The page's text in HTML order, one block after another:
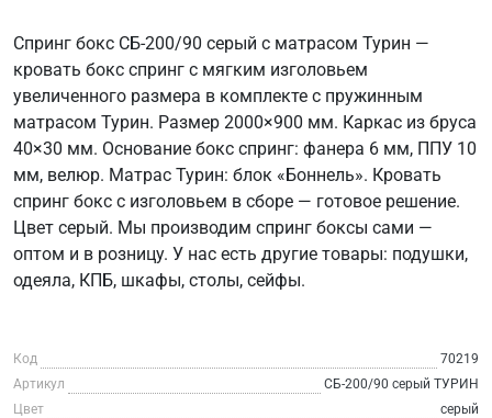
Спринг бокс СБ-200/90 серый с матрасом Турин —
кровать бокс спринг с мягким изголовьем
увеличенного размера в комплекте с пружинным
матрасом Турин. Размер 2000×900 мм. Каркас из бруса
40×30 мм. Основание бокс спринг: фанера 6 мм, ППУ 10
мм, велюр. Матрас Турин: блок «Боннель». Кровать
спринг бокс с изголовьем в сборе — готовое решение.
Цвет серый. Мы производим спринг боксы сами —
оптом и в розницу. У нас есть другие товары: подушки,
одеяла, КПБ, шкафы, столы, сейфы.
Код
70219
Артикул
СБ-200/90 серый ТУРИН
Цвет
серый